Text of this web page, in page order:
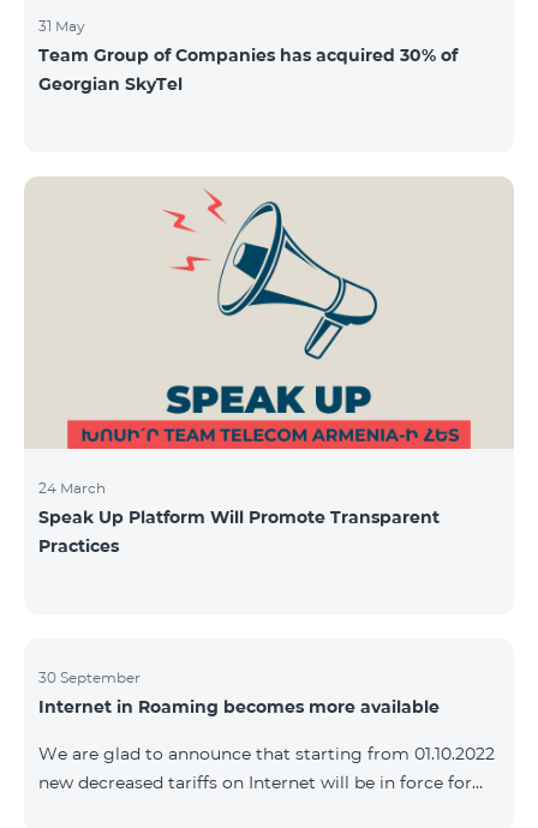
31 May
Team Group of Companies has acquired 30% of
Georgian SkyTel
24 March
Speak Up Platform Will Promote Transparent
Practices
30 September
Internet in Roaming becomes more available
We are glad to announce that starting from 01.10.2022
new decreased tariffs on Internet will be in force for